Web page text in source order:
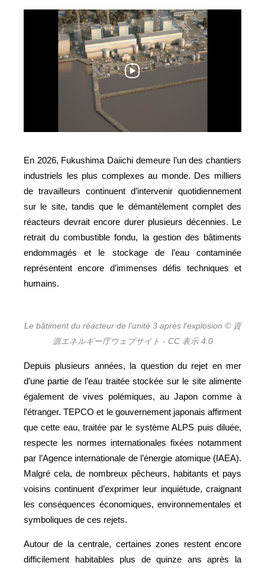
En 2026, Fukushima Daiichi demeure l’un des chantiers
industriels les plus complexes au monde. Des milliers
de travailleurs continuent d’intervenir quotidiennement
sur le site, tandis que le démantèlement complet des
réacteurs devrait encore durer plusieurs décennies. Le
retrait du combustible fondu, la gestion des bâtiments
endommagés et le stockage de l’eau contaminée
représentent encore d’immenses défis techniques et
humains.
Le bâtiment du réacteur de l'unité 3 après l'explosion © 資
源エネルギー庁ウェブサイト - CC 表示 4.0
Depuis plusieurs années, la question du rejet en mer
d’une partie de l’eau traitée stockée sur le site alimente
également de vives polémiques, au Japon comme à
l’étranger. TEPCO et le gouvernement japonais affirment
que cette eau, traitée par le système ALPS puis diluée,
respecte les normes internationales fixées notamment
par l’Agence internationale de l’énergie atomique (IAEA).
Malgré cela, de nombreux pêcheurs, habitants et pays
voisins continuent d’exprimer leur inquiétude, craignant
les conséquences économiques, environnementales et
symboliques de ces rejets.
Autour de la centrale, certaines zones restent encore
difficilement habitables plus de quinze ans après la